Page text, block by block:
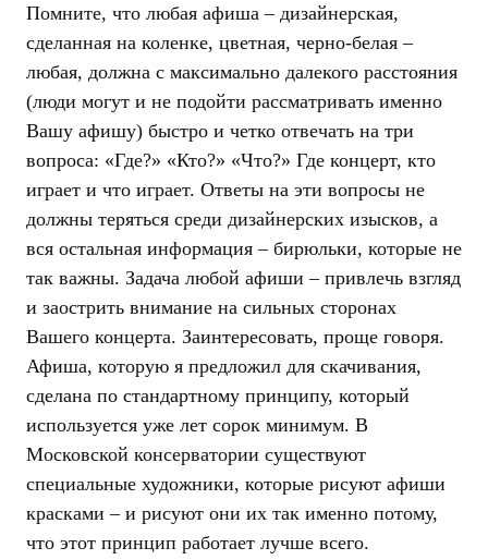
Помните, что любая афиша – дизайнерская,
сделанная на коленке, цветная, черно-белая –
любая, должна с максимально далекого расстояния
(люди могут и не подойти рассматривать именно
Вашу афишу) быстро и четко отвечать на три
вопроса: «Где?» «Кто?» «Что?» Где концерт, кто
играет и что играет. Ответы на эти вопросы не
должны теряться среди дизайнерских изысков, а
вся остальная информация – бирюльки, которые не
так важны. Задача любой афиши – привлечь взгляд
и заострить внимание на сильных сторонах
Вашего концерта. Заинтересовать, проще говоря.
Афиша, которую я предложил для скачивания,
сделана по стандартному принципу, который
используется уже лет сорок минимум. В
Московской консерватории существуют
специальные художники, которые рисуют афиши
красками – и рисуют они их так именно потому,
что этот принцип работает лучше всего.